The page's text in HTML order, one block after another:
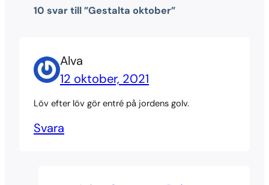
10 svar till ”Gestalta oktober”
Alva
12 oktober, 2021
Löv efter löv gör entré på jordens golv.
Svara